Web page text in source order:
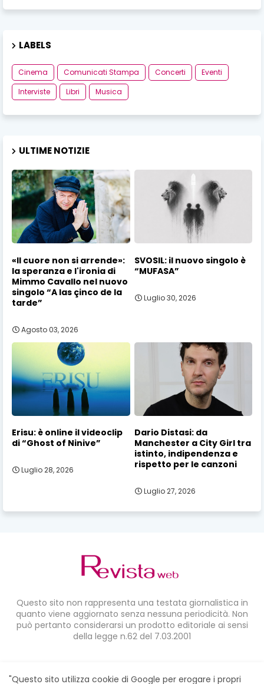
LABELS
Cinema Comunicati Stampa Concerti
Eventi
Interviste
Libri Musica
ULTIME NOTIZIE
«Il cuore non si arrende»:
la speranza e l'ironia di
Mimmo Cavallo nel nuovo
singolo “A las çinco de la
tarde”
Agosto 03, 2026
SVOSIL: il nuovo singolo è
“MUFASA”
Luglio 30, 2026
Erisu: è online il videoclip
di “Ghost of Ninive”
Luglio 28, 2026
Dario Distasi: da
Manchester a City Girl tra
istinto, indipendenza e
rispetto per le canzoni
Luglio 27, 2026
Questo sito non rappresenta una testata giornalistica in
quanto viene aggiornato senza nessuna periodicità. Non
può pertanto considerarsi un prodotto editoriale ai sensi
della legge n.62 del 7.03.2001
"Questo sito utilizza cookie di Google per erogare i propri